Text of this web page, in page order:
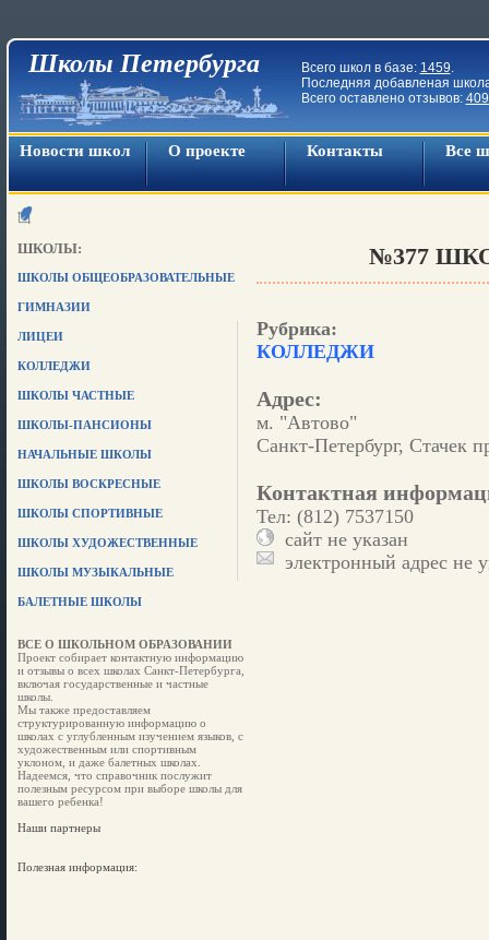
Школы Петербурга Всего школ в базе: 1459.
Последняя добавленая
Всего оставлено отзывов:
Новости школ О проекте Контакты Все
ШКОЛЫ:
ШКОЛЫ ОБЩЕОБРАЗОВАТЕЛЬНЫЕ
ГИМНАЗИИ
ЛИЦЕИ
КОЛЛЕДЖИ
ШКОЛЫ ЧАСТНЫЕ
ШКОЛЫ-ПАНСИОНЫ
НАЧАЛЬНЫЕ ШКОЛЫ
ШКОЛЫ ВОСКРЕСНЫЕ
ШКОЛЫ СПОРТИВНЫЕ
ШКОЛЫ ХУДОЖЕСТВЕННЫЕ
ШКОЛЫ МУЗЫКАЛЬНЫЕ
БАЛЕТНЫЕ ШКОЛЫ
ВСЕ О ШКОЛЬНОМ ОБРАЗОВАНИИ
Проект собирает контактную информацию
и отзывы о всех школах Санкт-Петербурга,
включая государственные и частные
школы.
Мы также предоставляем
структурированную информацию о
школах с углубленным изучением языков, с
художественным или спортивным
уклоном, и даже балетных школах.
Надеемся, что справочник послужит
полезным ресурсом при выборе школы для
вашего ребенка!
Наши партнеры
Полезная информация:
№377
Рубрика:
КОЛЛЕДЖИ
Адрес:
м. "Автово"
Санкт-Петербург, Стачек
Контактная
Тел: (812) 7537150
сайт не указан
электронный адрес не